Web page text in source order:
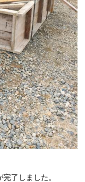
了しました。